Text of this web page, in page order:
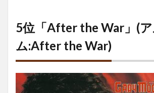
5位「After the War」(
ム:After the War)